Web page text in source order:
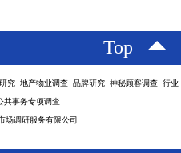
Top
究 地产物业调查 品牌研究 神秘顾客调查 行业
事务专项调查
场调研服务有限公司